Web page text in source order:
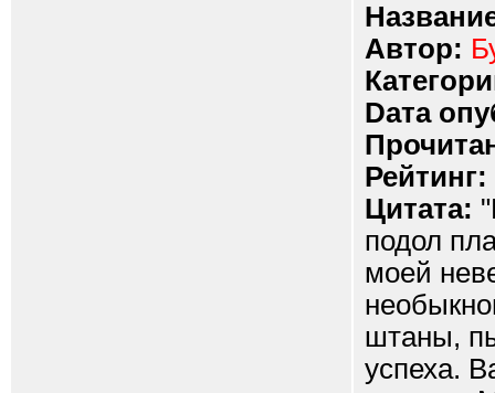
Автор:
Dата
Рейтинг:
Цитата:
подол
моей
штаны,
успеха.